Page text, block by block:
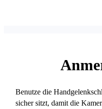
Benutze die
sicher sitzt, damit die